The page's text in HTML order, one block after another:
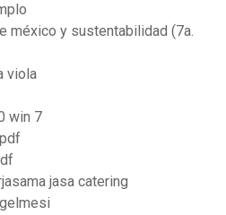
méxico y sustentabilidad (7a.
viola
win 7
jasa catering